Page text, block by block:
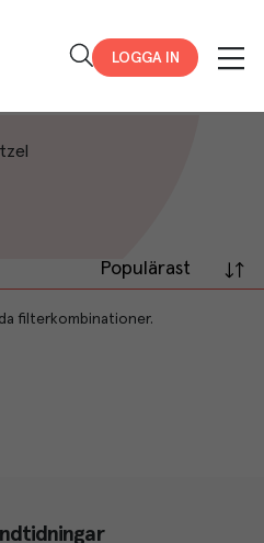
LOGGA IN
Populärast
filterkombinationer.